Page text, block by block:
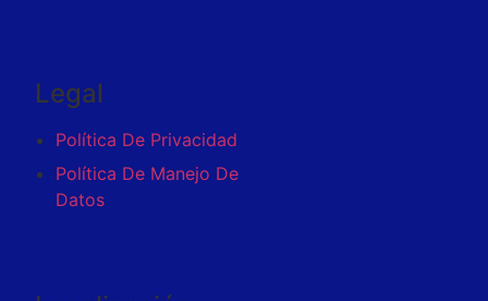
Legal
Política De Privacidad
Política De Manejo De
Datos